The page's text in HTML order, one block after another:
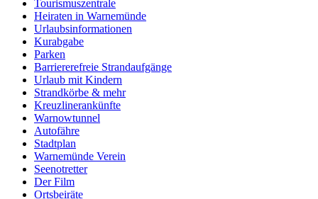
Tourismuszentrale
Heiraten in Warnemünde
Urlaubsinformationen
Kurabgabe
Parken
Barriererefreie Strandaufgänge
Urlaub mit Kindern
Strandkörbe & mehr
Kreuzlinerankünfte
Warnowtunnel
Autofähre
Stadtplan
Warnemünde Verein
Seenotretter
Der Film
Ortsbeiräte